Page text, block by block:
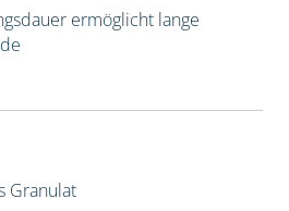
ermöglicht lange
Granulat